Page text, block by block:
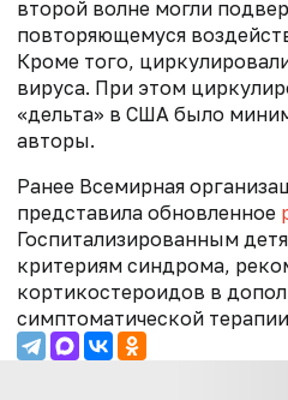
второй волне могли
повторяющемуся
Кроме того,
вируса. При этом
«дельта» в США было
авторы.
Ранее Всемирная
представила обновленное
Госпитализированным
критериям синдрома,
кортикостероидов в
симптоматической